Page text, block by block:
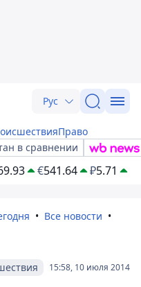
Рус
Право
в сравнении
€541.64 ₽5.71
Все новости
15:58, 10 июля 2014